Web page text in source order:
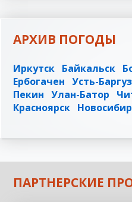
АРХИВ ПОГОДЫ
Иркутск Байкальск
Ербогачен Усть-
Пекин Улан-Батор
Красноярск
ПАРТНЕРСКИЕ